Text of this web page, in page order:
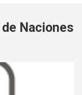
Naciones